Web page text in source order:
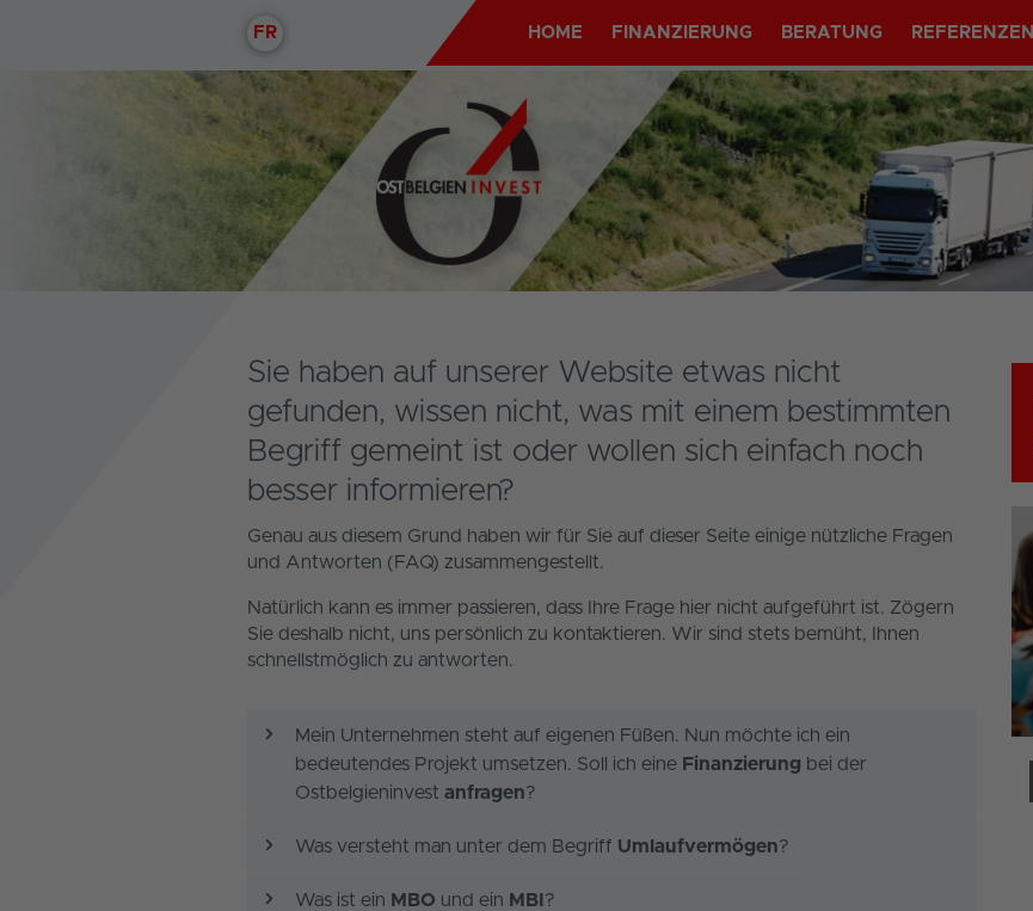
FR HOME FINANZIERUNG BERATUNG REFERENZEN
Sie haben auf unserer Website etwas nicht
gefunden, wissen nicht, was mit einem bestimmten
Begriff gemeint ist oder wollen sich einfach noch
besser informieren?
Genau aus diesem Grund haben wir für Sie auf dieser Seite einige nützliche Fragen
und Antworten (FAQ) zusammengestellt.
Natürlich kann es immer passieren, dass Ihre Frage hier nicht aufgeführt ist. Zögern
Sie deshalb nicht, uns persönlich zu kontaktieren. Wir sind stets bemüht, Ihnen
schnellstmöglich zu antworten.
Mein Unternehmen steht auf eigenen Füßen. Nun möchte ich ein
bedeutendes Projekt umsetzen. Soll ich eine Finanzierung bei der
Ostbelgieninvest anfragen?
Was versteht man unter dem Begriff Umlaufvermögen?
Was ist ein MBO und ein MBI ?